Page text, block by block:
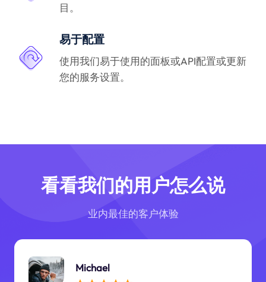
目。
易于配置
使用我们易于使用的面板或API配置或更新
您的服务设置。
看看我们的用户怎么说
业内最佳的客户体验
Michael